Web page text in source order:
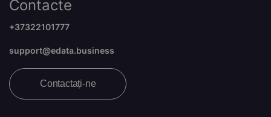
Contacte
+37322101777
support@edata.business
Contactați-ne